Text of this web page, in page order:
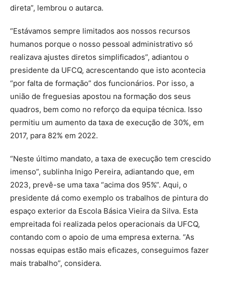
direta”, lembrou o autarca.
“Estávamos sempre limitados aos nossos recursos
humanos porque o nosso pessoal administrativo só
realizava ajustes diretos simplificados”, adiantou o
presidente da UFCQ, acrescentando que isto acontecia
“por falta de formação” dos funcionários. Por isso, a
união de freguesias apostou na formação dos seus
quadros, bem como no reforço da equipa técnica. Isso
permitiu um aumento da taxa de execução de 30%, em
2017, para 82% em 2022.
“Neste último mandato, a taxa de execução tem crescido
imenso”, sublinha Inigo Pereira, adiantando que, em
2023, prevê-se uma taxa “acima dos 95%”. Aqui, o
presidente dá como exemplo os trabalhos de pintura do
espaço exterior da Escola Básica Vieira da Silva. Esta
empreitada foi realizada pelos operacionais da UFCQ,
contando com o apoio de uma empresa externa. “As
nossas equipas estão mais eficazes, conseguimos fazer
mais trabalho”, considera.